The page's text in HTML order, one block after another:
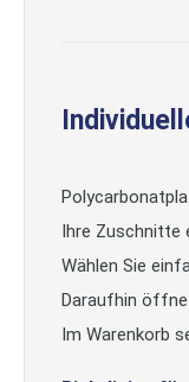
Ihre Zuschnitte
Wählen Sie
Daraufhin
Im Warenkorb